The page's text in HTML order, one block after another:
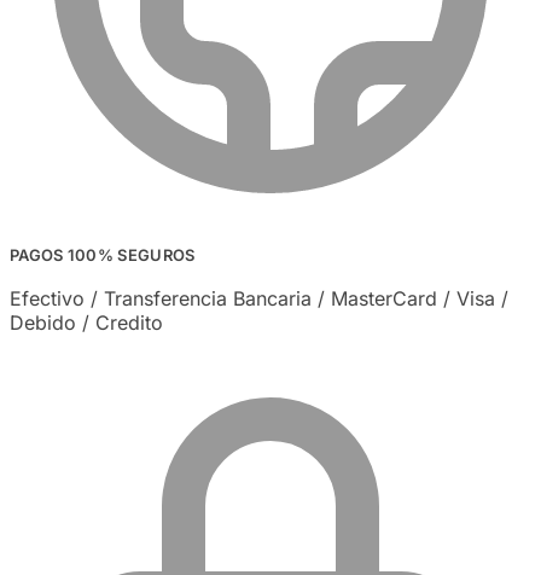
PAGOS 100% SEGUROS
Efectivo / Transferencia Bancaria / MasterCard / Visa /
Debido / Credito